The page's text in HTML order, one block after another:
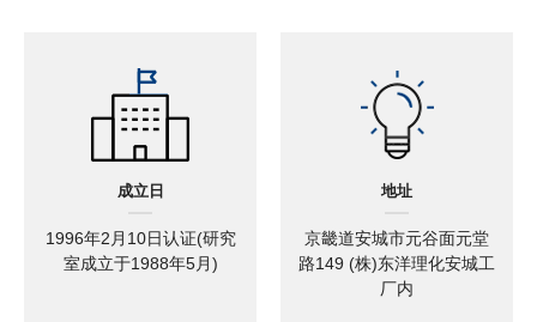
成立日
1996年2月10日认证(研究
室成立于1988年5月)
地址
京畿道安城市元谷面元堂
路149 (株)东洋理化安城工
厂内